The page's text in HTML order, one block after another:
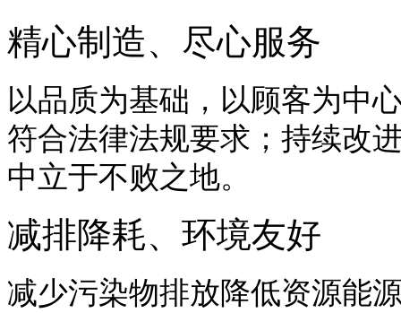
精心制造、尽心服务
以品质为基础，以顾客为中
符合法律法规要求；持续改
中立于不败之地。
减排降耗、环境友好
减少污染物排放降低资源能